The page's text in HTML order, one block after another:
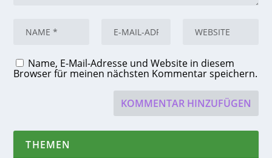
Name, E-Mail-Adresse und Website in diesem
Browser für meinen nächsten Kommentar speichern.
THEMEN